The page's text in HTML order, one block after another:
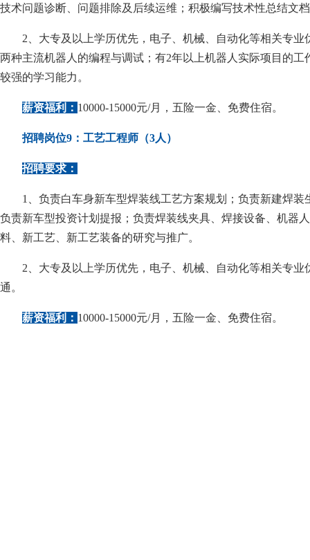
技术问题诊断、问题排除及后续运维；积极编写技术性总结文
2、大专及以上学历优先，电子、机械、自动化等相关专
两种主流机器人的编程与调试；有2年以上机器人实际项目的
较强的学习能力。
薪资福利： 10000-15000元/月，五险一金、免费住宿。
招聘岗位9：工艺工程师（3人）
招聘要求：
1、负责白车身新车型焊装线工艺方案规划；负责新建焊
负责新车型投资计划提报；负责焊装线夹具、焊接设备、机器
料、新工艺、新工艺装备的研究与推广。
2、大专及以上学历优先，电子、机械、自动化等相关专
通。
薪资福利： 10000-15000元/月，五险一金、免费住宿。